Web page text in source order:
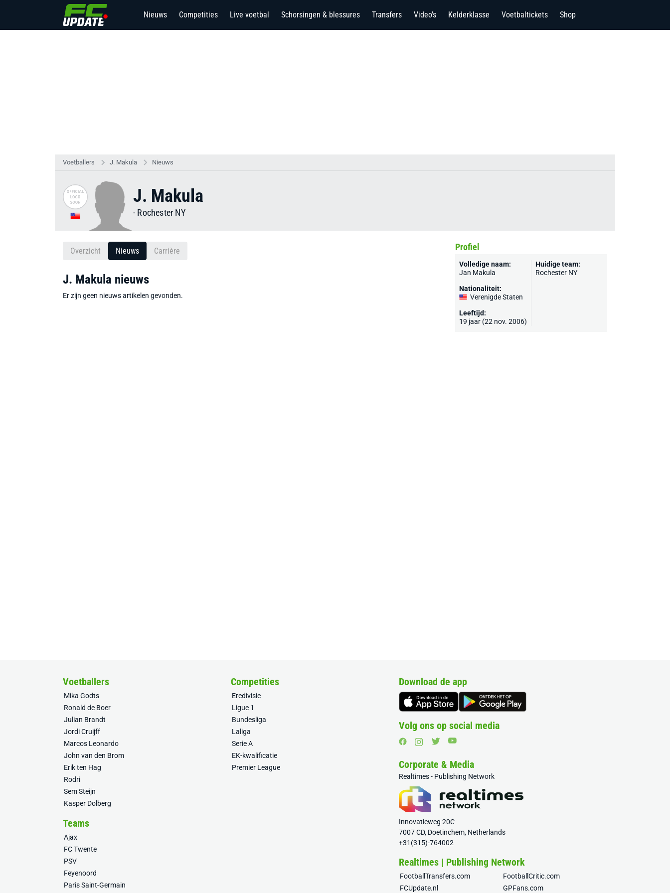
Nieuws Competities Live voetbal Schorsingen & blessures Transfers Video's Kelderklasse Voetbaltickets Shop
Voetballers J. Makula Nieuws
J. Makula
- Rochester NY
Overzicht Nieuws Carrière
J. Makula nieuws
Er zijn geen nieuws artikelen gevonden.
Profiel
Volledige naam:
Jan Makula
Nationaliteit:
Verenigde Staten
Leeftijd:
19 jaar (22 nov. 2006)
Huidige team:
Rochester NY
Voetballers
Mika Godts
Ronald de Boer
Julian Brandt
Jordi Cruijff
Marcos Leonardo
John van den Brom
Erik ten Hag
Rodri
Sem Steijn
Kasper Dolberg
Competities
Eredivisie
Ligue 1
Bundesliga
Laliga
Serie A
EK-kwalificatie
Premier League
Teams
Ajax
FC Twente
PSV
Feyenoord
Paris Saint-Germain
Download de app
Volg ons op social media
Corporate & Media
Realtimes - Publishing Network
Innovatieweg 20C
7007 CD, Doetinchem, Netherlands
+31(315)-764002
Realtimes | Publishing Network
FootballTransfers.com
FootballCritic.com
FCUpdate.nl
GPFans.com